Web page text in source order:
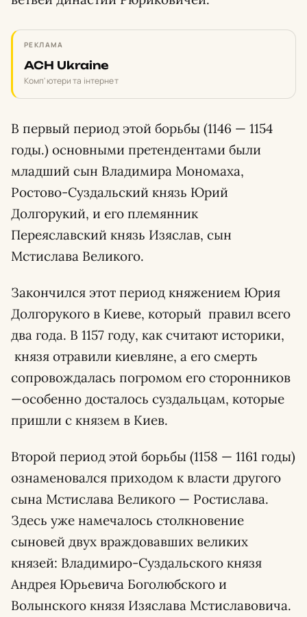
РЕКЛАМА
ACH Ukraine
Комп'ютери та інтернет
В первый период этой борьбы (1146 — 1154
годы.) основными претендентами были
младший сын Владимира Мономаха,
Ростово-Суздальский князь Юрий
Долгорукий, и его племянник
Переяславский князь Изяслав, сын
Мстислава Великого.
Закончился этот период княжением Юрия
Долгорукого в Киеве, который правил всего
два года. В 1157 году, как считают историки,
князя отравили киевляне, а его смерть
сопровождалась погромом его сторонников
—особенно досталось суздальцам, которые
пришли с князем в Киев.
Второй период этой борьбы (1158 — 1161 годы)
ознаменовался приходом к власти другого
сына Мстислава Великого — Ростислава.
Здесь уже намечалось столкновение
сыновей двух враждовавших великих
князей: Владимиро-Суздальского князя
Андрея Юрьевича Боголюбского и
Волынского князя Изяслава Мстиславовича.